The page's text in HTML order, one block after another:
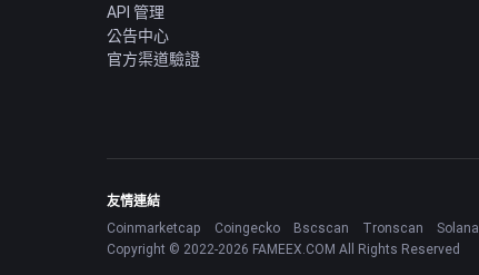
API 管理
公告中心
官方渠道驗證
友情連結
Coinmarketcap
Coingecko Bscscan Tronscan Solana
Copyright © 2022-2026 FAMEEX.COM All Rights Reserved